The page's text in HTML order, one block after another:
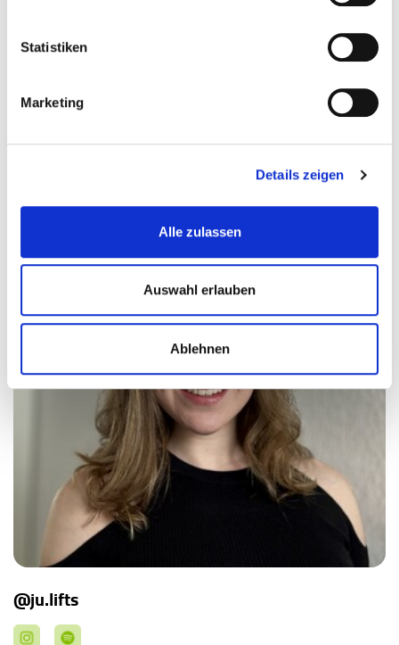
Statistiken
Marketing
Details zeigen
Alle zulassen
Auswahl erlauben
Ablehnen
ich dir immer empfehlen, professionelle oder ärztliche
Betreuung in Anspruch zu nehmen.
In derAufzeichnung zum Online-Event »Point of
View: Etabliere (d)einen gesunden
Lebensstil«findest du weitere Tipps und Impulse.
@ju.lifts